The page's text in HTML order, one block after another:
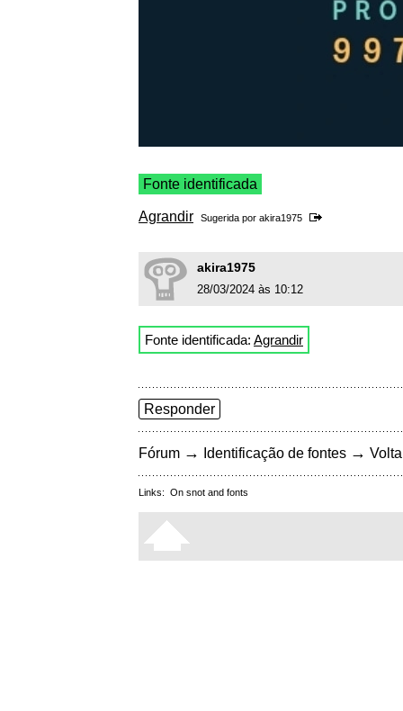
Fonte identificada
Agrandir Sugerida por akira1975
akira1975
28/03/2024 às 10:12
Fonte identificada: Agrandir
Responder
Fórum → Identificação de fontes →
Links: On snot and fonts